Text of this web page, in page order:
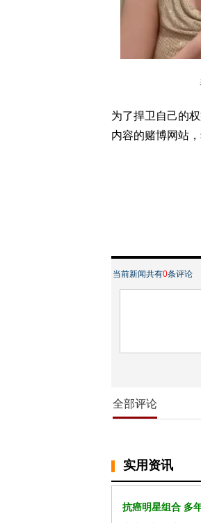
为了捍卫自己的
内容的赌博网站
当前新闻共有0条评论
全部评论
实用资讯
抗癌明星组合 多